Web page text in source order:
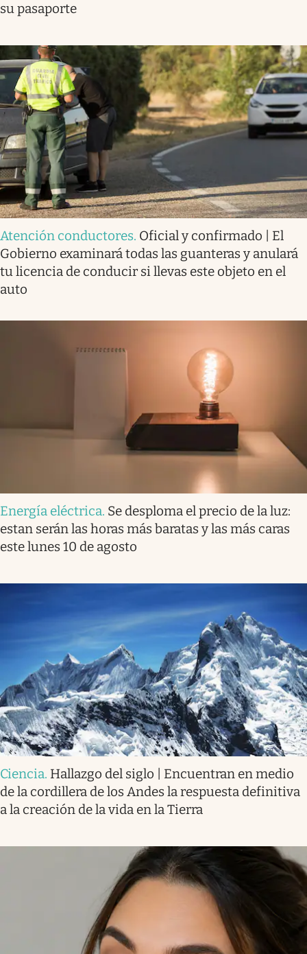
su pasaporte
Atención conductores. Oficial y confirmado | El
Gobierno examinará todas las guanteras y anulará
tu licencia de conducir si llevas este objeto en el
auto
Energía eléctrica. Se desploma el precio de la luz:
estan serán las horas más baratas y las más caras
este lunes 10 de agosto
Ciencia. Hallazgo del siglo | Encuentran en medio
de la cordillera de los Andes la respuesta definitiva
a la creación de la vida en la Tierra